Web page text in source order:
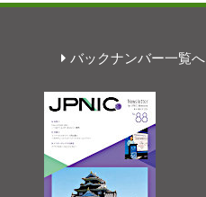
バックナンバー一覧へ